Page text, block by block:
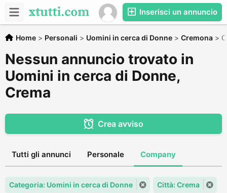
Inserisci un annuncio
Home > Personali > Uomini in cerca di Donne > Cremona >
Nessun annuncio trovato in
Uomini in cerca di Donne,
Crema
Crea avviso
Tutti gli annunci Personale Company
Categoria: Uomini in cerca di Donne Città: Crema